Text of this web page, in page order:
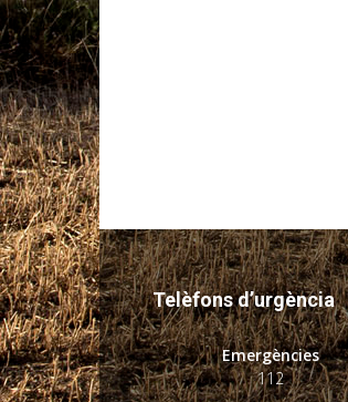
Telèfons d’urgència
Emergències
112